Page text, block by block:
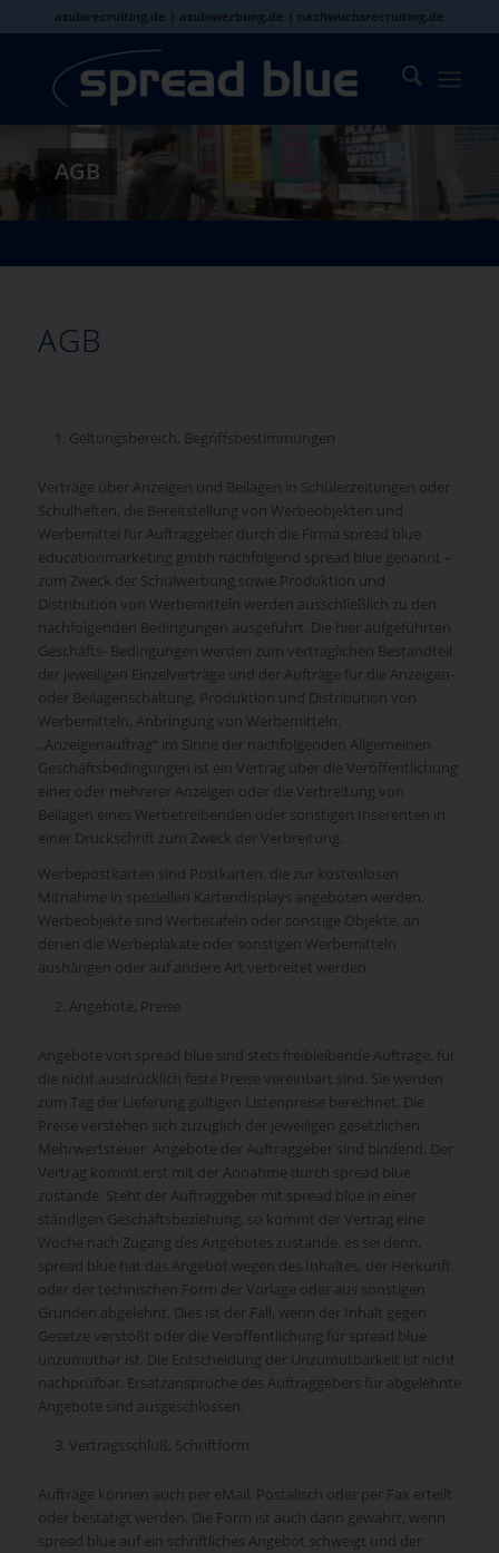
azubirecruiting.de | azubiwerbung.de | nachwuchsrecruiting.de
AGB
AGB
Geltungsbereich, Begriffsbestimmungen
Verträge über Anzeigen und Beilagen in Schülerzeitungen oder
Schulheften, die Bereitstellung von Werbeobjekten und
Werbemittel für Auftraggeber durch die Firma spread blue
educationmarketing gmbh nachfolgend spread blue genannt –
zum Zweck der Schulwerbung sowie Produktion und
Distribution von Werbemitteln werden ausschließlich zu den
nachfolgenden Bedingungen ausgeführt. Die hier aufgeführten
Geschäfts- Bedingungen werden zum vertraglichen Bestandteil
der jeweiligen Einzelverträge und der Aufträge für die Anzeigen-
oder Beilagenschaltung, Produktion und Distribution von
Werbemitteln, Anbringung von Werbemitteln.
,,Anzeigenauftrag“ im Sinne der nachfolgenden Allgemeinen
Geschäftsbedingungen ist ein Vertrag über die Veröffentlichung
einer oder mehrerer Anzeigen oder die Verbreitung von
Beilagen eines Werbetreibenden oder sonstigen Inserenten in
einer Druckschrift zum Zweck der Verbreitung.
Werbepostkarten sind Postkarten, die zur kostenlosen
Mitnahme in speziellen Kartendisplays angeboten werden.
Werbeobjekte sind Werbetafeln oder sonstige Objekte, an
denen die Werbeplakate oder sonstigen Werbemitteln
aushängen oder auf andere Art verbreitet werden.
Angebote, Preise
Angebote von spread blue sind stets freibleibende Aufträge, für
die nicht ausdrücklich feste Preise vereinbart sind. Sie werden
zum Tag der Lieferung gültigen Listenpreise berechnet. Die
Preise verstehen sich zuzüglich der jeweiligen gesetzlichen
Mehrwertsteuer. Angebote der Auftraggeber sind bindend. Der
Vertrag kommt erst mit der Annahme durch spread blue
zustande. Steht der Auftraggeber mit spread blue in einer
ständigen Geschäftsbeziehung, so kommt der Vertrag eine
Woche nach Zugang des Angebotes zustande, es sei denn,
spread blue hat das Angebot wegen des Inhaltes, der Herkunft
oder der technischen Form der Vorlage oder aus sonstigen
Gründen abgelehnt. Dies ist der Fall, wenn der Inhalt gegen
Gesetze verstößt oder die Veröffentlichung für spread blue
unzumutbar ist. Die Entscheidung der Unzumutbarkeit ist nicht
nachprüfbar. Ersatzansprüche des Auftraggebers für abgelehnte
Angebote sind ausgeschlossen.
Vertragsschluß, Schriftform
Aufträge können auch per eMail, Postalisch oder per Fax erteilt
oder bestätigt werden. Die Form ist auch dann gewahrt, wenn
spread blue auf ein schriftliches Angebot schweigt und der